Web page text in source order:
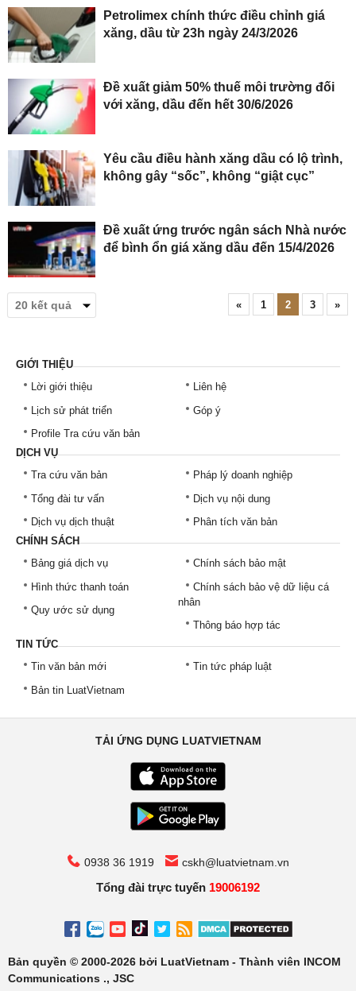
Petrolimex chính thức điều chỉnh giá
xăng, dầu từ 23h ngày 24/3/2026
Đề xuất giảm 50% thuế môi trường đối
với xăng, dầu đến hết 30/6/2026
Yêu cầu điều hành xăng dầu có lộ trình,
không gây “sốc”, không “giật cục”
Đề xuất ứng trước ngân sách Nhà nước
để bình ổn giá xăng dầu đến 15/4/2026
« 1 2 3 »
GIỚI THIỆU
Lời giới thiệu
Lịch sử phát triển
Profile Tra cứu văn bản
Liên hệ
Góp ý
DỊCH VỤ
Tra cứu văn bản
Tổng đài tư vấn
Dịch vụ dịch thuật
Pháp lý doanh nghiệp
Dịch vụ nội dung
Phân tích văn bản
CHÍNH SÁCH
Bảng giá dịch vụ
Hình thức thanh toán
Quy ước sử dụng
Chính sách bảo mật
Chính sách bảo vệ dữ liệu cá
nhân
Thông báo hợp tác
TIN TỨC
Tin văn bản mới
Bản tin LuatVietnam
Tin tức pháp luật
TẢI ỨNG DỤNG LUATVIETNAM
0938 36 1919 cskh@luatvietnam.vn
Tổng đài trực tuyến 19006192
Bản quyền © 2000-2026 bởi LuatVietnam - Thành viên INCOM
Communications ., JSC